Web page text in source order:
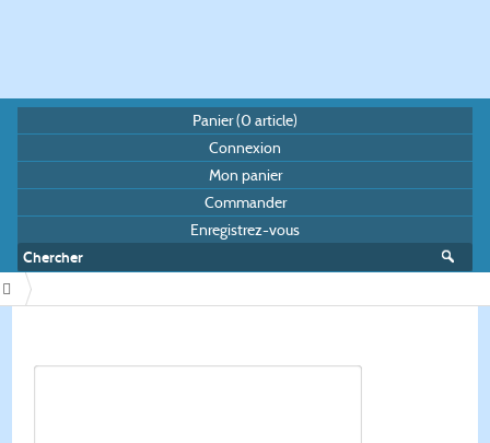
Panier (0 article)
Connexion
Mon panier
Commander
Enregistrez-vous